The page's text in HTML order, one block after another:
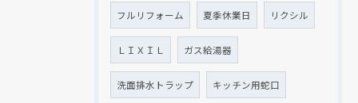
フルリフォーム 夏季休業日 リクシル
ＬＩＸＩＬ ガス給湯器
洗面排水トラップ キッチン用蛇口